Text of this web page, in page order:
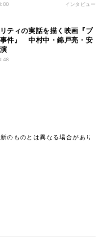
インタビュー
ティの実話を描く映画『ブ
件』 中村中・錦戸亮・安
のものとは異なる場合があり